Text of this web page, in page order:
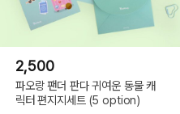
2,500
파오랑 팬더 판다 귀여운 동물 캐
릭터 편지지세트 (5 option)